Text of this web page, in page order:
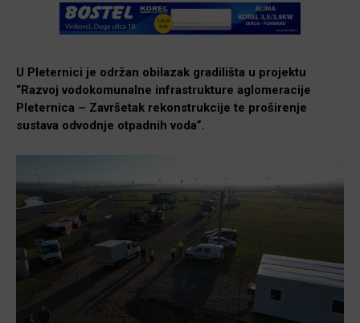
U Pleternici je održan obilazak gradilišta u projektu
“Razvoj vodokomunalne infrastrukture aglomeracije
Pleternica – Završetak rekonstrukcije te proširenje
sustava odvodnje otpadnih voda”.